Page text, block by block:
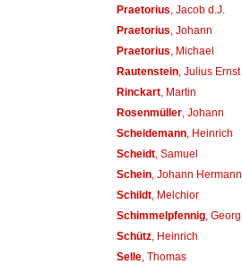
Praetorius , Jacob d.J.
Praetorius , Johann
Praetorius , Michael
Rautenstein, Julius Ernst
Rinckart, Martin
Rosenmüller, Johann
Scheidemann, Heinrich
Scheidt, Samuel
Schein, Johann Hermann
Schildt, Melchior
Schimmelpfennig, Georg
Schütz, Heinrich
Selle, Thomas